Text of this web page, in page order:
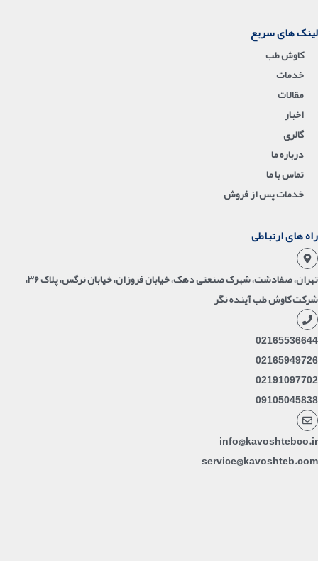
لینک های سریع
کاوش طب
خدمات
مقالات
اخبار
گالری
درباره ما
تماس با ما
خدمات پس از فروش
راه های ارتباطی
تهران، صفادشت، شهرک صنعتی دهک، خیابان فروزان، خیابان نرگس، پلاک ۳۶،
شرکت کاوش طب آینده نگر
02165536644
02165949726
02191097702
09105045838
info@kavoshtebco.ir
service@kavoshteb.com